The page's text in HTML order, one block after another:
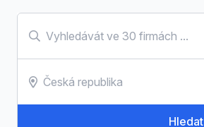
Hledat